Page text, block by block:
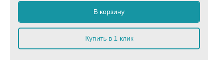
В корзину
Купить в 1 клик